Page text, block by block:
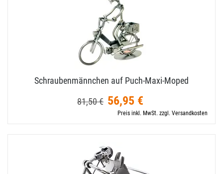
Schraubenmännchen auf Puch-​Maxi-​Moped
81,50 € 56,95 €
Preis inkl. MwSt. zzgl. Versandkosten